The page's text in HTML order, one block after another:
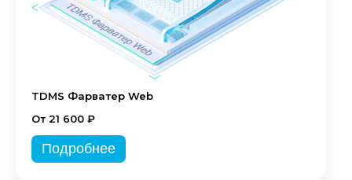
TDMS Фарватер Web
От 21 600 ₽
Подробнее